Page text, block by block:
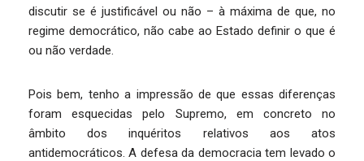
discutir se é justificável ou não – à máxima de que, no
regime democrático, não cabe ao Estado definir o que é
ou não verdade.
Pois bem, tenho a impressão de que essas diferenças
foram esquecidas pelo Supremo, em concreto no
âmbito dos inquéritos relativos aos atos
antidemocráticos. A defesa da democracia tem levado o